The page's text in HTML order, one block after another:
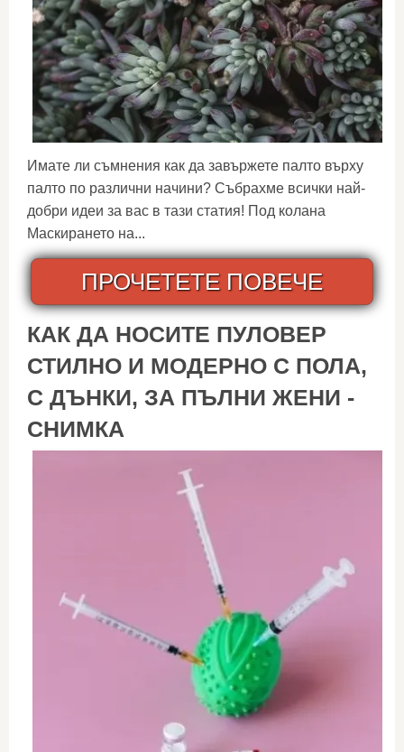
Имате ли съмнения как да завържете палто върху
палто по различни начини? Събрахме всички най-
добри идеи за вас в тази статия! Под колана
Маскирането на...
ПРОЧЕТЕТЕ ПОВЕЧЕ
КАК ДА НОСИТЕ ПУЛОВЕР
СТИЛНО И МОДЕРНО С ПОЛА,
С ДЪНКИ, ЗА ПЪЛНИ ЖЕНИ -
СНИМКА